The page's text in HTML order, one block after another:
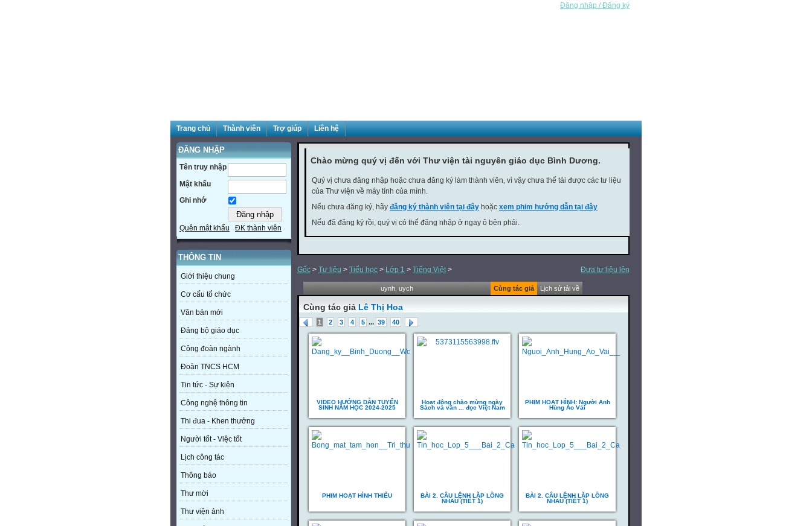
Đăng nhập / Đăng ký
Trang chủ Thành viên Trợ giúp Liên hệ
ĐĂNG NHẬP
Tên truy nhập
Mật khẩu
Ghi nhớ
Quên mật khẩu ĐK thành viên
THÔNG TIN
Giới thiệu chung
Cơ cấu tổ chức
Văn bản mới
Đảng bộ giáo dục
Công đoàn ngành
Đoàn TNCS HCM
Tin tức - Sự kiện
Công nghệ thông tin
Thi đua - Khen thưởng
Người tốt - Việc tốt
Lịch công tác
Thông báo
Thư mời
Thư viện ảnh
Chào mừng quý vị đến với Thư viện tài nguyên giáo dục Bình Dương.
Quý vị chưa đăng nhập hoặc chưa đăng ký làm thành viên, vì vậy chưa thể tải được các tư liệu
của Thư viện về máy tính của mình.
Nếu chưa đăng ký, hãy đăng ký thành viên tại đây hoặc xem phim hướng dẫn tại đây
Nếu đã đăng ký rồi, quý vị có thể đăng nhập ở ngay ô bên phải.
Đưa tư liệu lên
Gốc > Tư liệu > Tiểu học > Lớp 1 > Tiếng Việt>
uynh, uych Cùng tác giả Lịch sử tải về
Cùng tác giả Lê Thị Hoa
1 2 3 4 5 ... 39 40
VIDEO HƯỚNG DẪN TUYỂN
SINH NĂM HỌC 2024-2025
Hoạt động chào mừng ngày
Sách và văn ... đọc Việt Nam
PHIM HOẠT HÌNH: Người Anh
Hùng Áo Vải
PHIM HOẠT HÌNH THIẾU
BÀI 2. CÂU LỆNH LẶP LỒNG
NHAU (TIẾT 1)
BÀI 2. CÂU LỆNH LẶP LỒNG
NHAU (TIẾT 1)